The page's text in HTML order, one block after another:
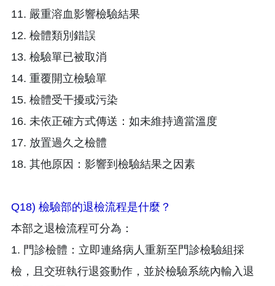
11. 嚴重溶血影響檢驗結果
12. 檢體類別錯誤
13. 檢驗單已被取消
14. 重覆開立檢驗單
15. 檢體受干擾或污染
16. 未依正確方式傳送：如未維持適當溫度
17. 放置過久之檢體
18. 其他原因：影響到檢驗結果之因素
Q18) 檢驗部的退檢流程是什麼？
本部之退檢流程可分為：
1. 門診檢體：立即連絡病人重新至門診檢驗組採
檢，且交班執行退簽動作，並於檢驗系統內輸入退